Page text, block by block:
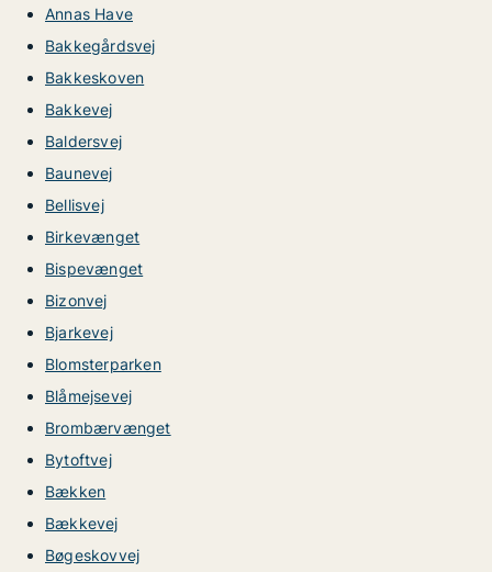
Annas Have
Bakkegårdsvej
Bakkeskoven
Bakkevej
Baldersvej
Baunevej
Bellisvej
Birkevænget
Bispevænget
Bizonvej
Bjarkevej
Blomsterparken
Blåmejsevej
Brombærvænget
Bytoftvej
Bækken
Bækkevej
Bøgeskovvej